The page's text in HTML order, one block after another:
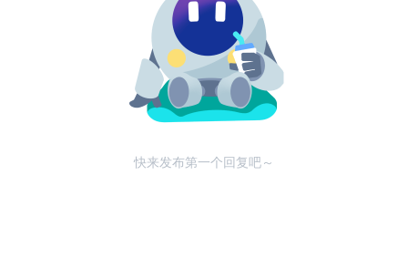
快来发布第一个回复吧～